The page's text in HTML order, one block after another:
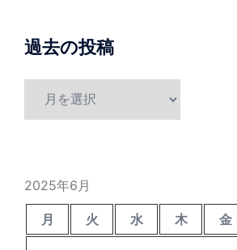
過去の投稿
2025年6月
月 火 水 木 金